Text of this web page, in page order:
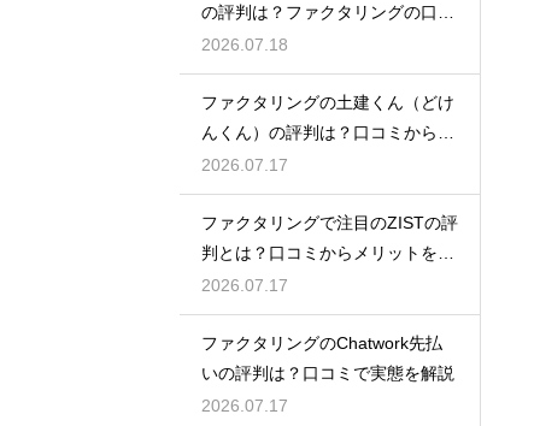
の評判は？ファクタリングの口コ
ミ検証
2026.07.18
ファクタリングの土建くん（どけ
んくん）の評判は？口コミから実
態を徹底解説
2026.07.17
ファクタリングで注目のZISTの評
判とは？口コミからメリットを徹
底解説
2026.07.17
ファクタリングのChatwork先払
いの評判は？口コミで実態を解説
2026.07.17